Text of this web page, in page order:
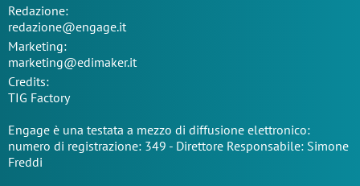
Redazione:
redazione@engage.it
Marketing:
marketing@edimaker.it
Credits:
TIG Factory
Engage è una testata a mezzo di diffusione elettronico:
numero di registrazione: 349 - Direttore Responsabile: Simone
Freddi